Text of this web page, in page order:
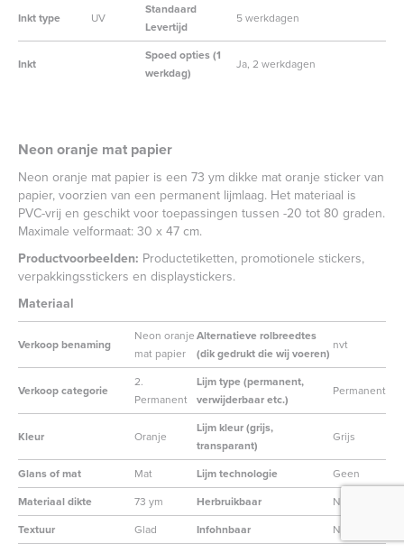
Inkt type UV
Standaard
Levertijd
5 werkdagen
Inkt
Spoed opties (1
werkdag)
Ja, 2 werkdagen
Neon oranje mat papier
Neon oranje mat papier is een 73 ym dikke mat oranje sticker van
papier, voorzien van een permanent lijmlaag. Het materiaal is
PVC-vrij en geschikt voor toepassingen tussen -20 tot 80 graden.
Maximale velformaat: 30 x 47 cm.
Productvoorbeelden: Productetiketten, promotionele stickers,
verpakkingsstickers en displaystickers.
Materiaal
Verkoop benaming
Neon oranje
mat papier
Alternatieve rolbreedtes
(dik gedrukt die wij voeren)
nvt
Verkoop categorie
2.
Permanent
Lijm type (permanent,
verwijderbaar etc.)
Permanent
Kleur Oranje
Lijm kleur (grijs,
transparant)
Grijs
Glans of mat Mat Lijm technologie
Geen
Materiaal dikte
73 ym Herbruikbaar
Nee
Textuur
Glad Infohnbaar
Nee